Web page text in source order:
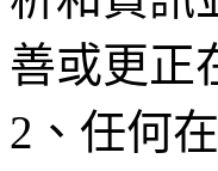
善或更正
2、任何